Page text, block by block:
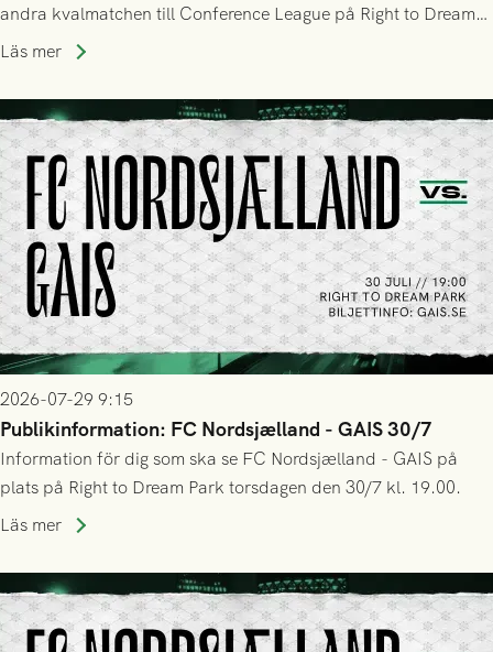
andra kvalmatchen till Conference League på Right to Dream
Park! Fredrik Holmberg och ledarstaben har tagit ut följande
Läs mer
2026-07-29 9:15
Publikinformation: FC Nordsjælland - GAIS 30/7
Information för dig som ska se FC Nordsjælland - GAIS på
plats på Right to Dream Park torsdagen den 30/7 kl. 19.00.
Läs mer